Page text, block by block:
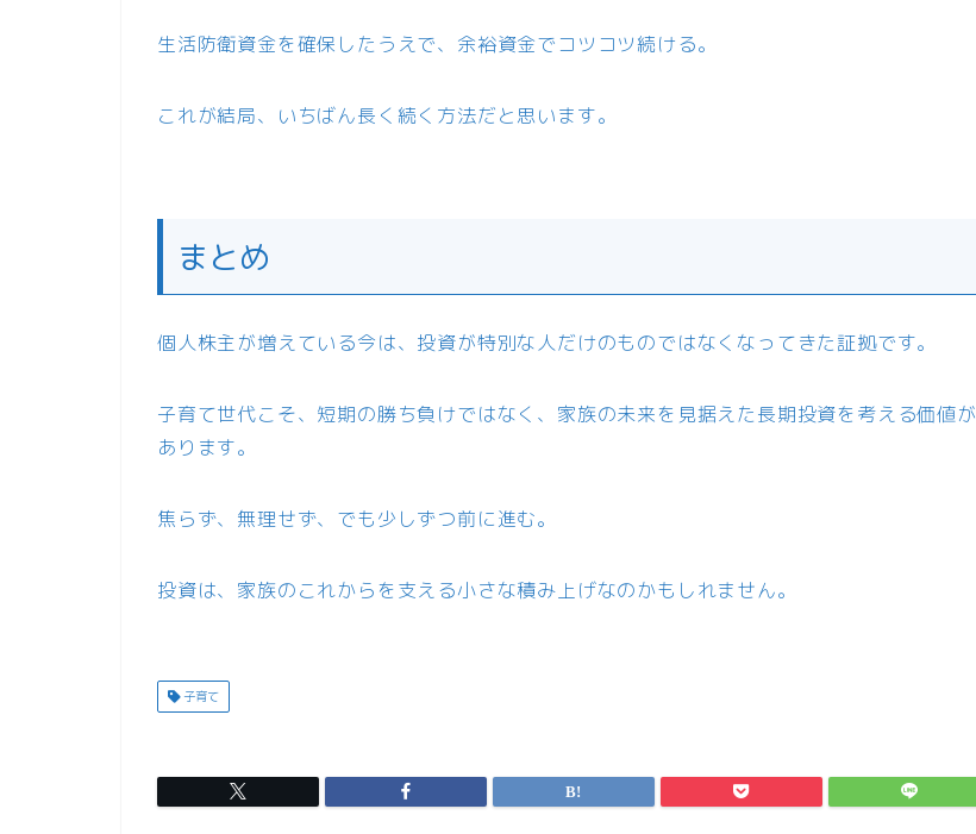
生活防衛資金を確保したうえで、余裕資金でコツコツ続ける。
これが結局、いちばん長く続く方法だと思います。
まとめ
個人株主が増えている今は、投資が特別な人だけのものではなくなってきた証拠です。
子育て世代こそ、短期の勝ち負けではなく、家族の未来を見据えた長期投資を考える価値が
あります。
焦らず、無理せず、でも少しずつ前に進む。
投資は、家族のこれからを支える小さな積み上げなのかもしれません。
子育て